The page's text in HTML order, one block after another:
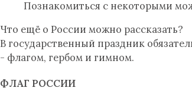
Познакомиться с некоторыми
Что ещё о России можно рассказать?
В государственный праздник
- флагом, гербом и гимном.
ФЛАГ РОССИИ